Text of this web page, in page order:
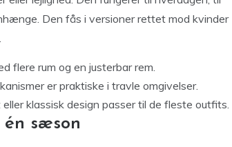
Den fås i versioner rettet mod kvinder
flere rum og en justerbar rem.
er praktiske i travle omgivelser.
klassisk design passer til de fleste outfits.
sæson